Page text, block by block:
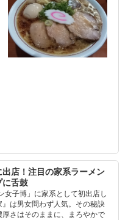
出店！注目の家系ラーメン
に舌鼓
女子博」に家系として初出店し
は男女問わず人気。その秘訣
さはそのままに、まろやかで